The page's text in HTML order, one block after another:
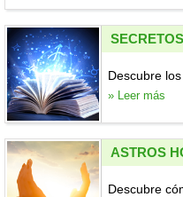
Descubre
» Leer más
ASTROS
Descubre